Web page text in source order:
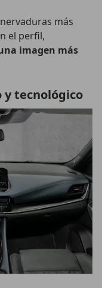
más
el perfil,
imagen más
y tecnológico